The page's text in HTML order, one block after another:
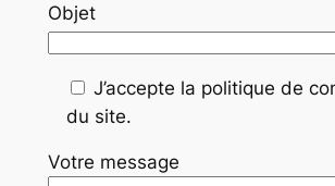
Objet
J’accepte la politique de
du site.
Votre message